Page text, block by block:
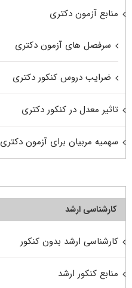
منابع آزمون دکتری
سرفصل های آزمون دکتری
ضرایب دروس کنکور دکتری
تاثیر معدل در کنکور دکتری
سهمیه مربیان برای آزمون دکتری
کارشناسی ارشد
کارشناسی ارشد بدون کنکور
منابع کنکور ارشد